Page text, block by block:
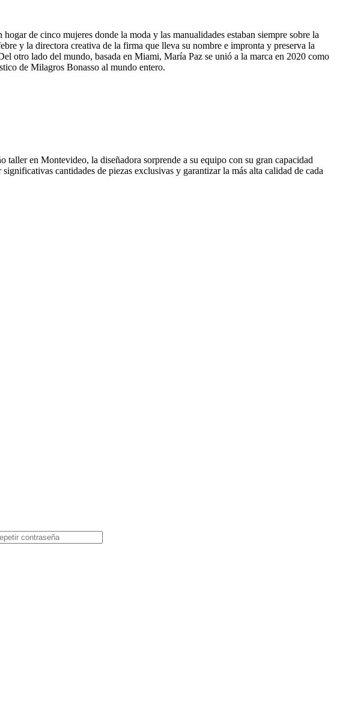
de cinco mujeres donde la moda y las manualidades estaban siempre sobre la
y la directora creativa de la firma que lleva su nombre e impronta y preserva la
otro lado del mundo, basada en Miami, María Paz se unió a la marca en 2020 como
de Milagros Bonasso al mundo entero.
en Montevideo, la diseñadora sorprende a su equipo con su gran capacidad
cantidades de piezas exclusivas y garantizar la más alta calidad de cada